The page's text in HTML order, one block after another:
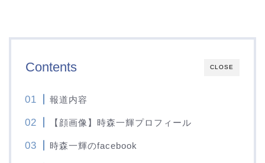
CLOSE
Contents
報道内容
【顔画像】時森一輝プロフィール
時森一輝のfacebook